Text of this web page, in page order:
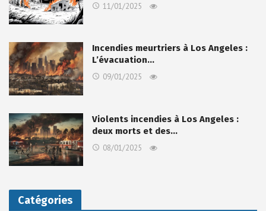
11/01/2025
Incendies meurtriers à Los Angeles :
L’évacuation…
09/01/2025
Violents incendies à Los Angeles :
deux morts et des…
08/01/2025
Catégories